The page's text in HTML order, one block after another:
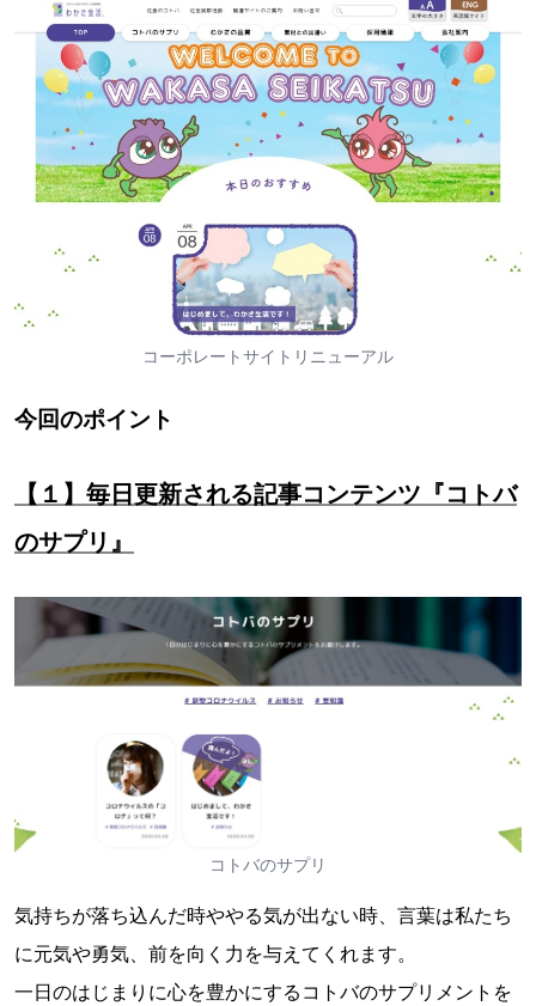
コーポレートサイトリニューアル
今回のポイント
【１】毎日更新される記事コンテンツ『コトバ
のサプリ』
コトバのサプリ
気持ちが落ち込んだ時ややる気が出ない時、言葉は私たち
に元気や勇気、前を向く力を与えてくれます。
一日のはじまりに心を豊かにするコトバのサプリメントを